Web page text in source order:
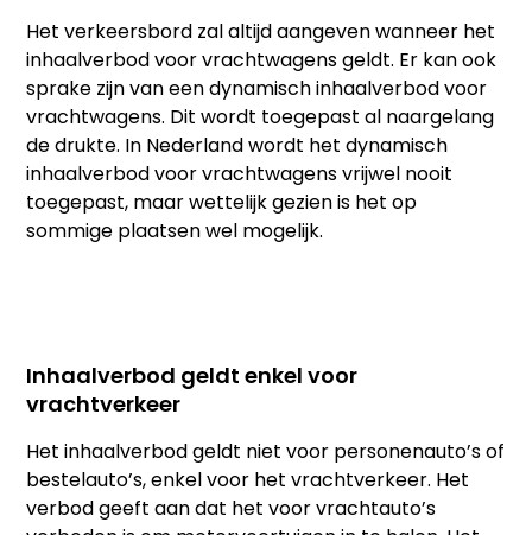
Het verkeersbord zal altijd aangeven wanneer het
inhaalverbod voor vrachtwagens geldt. Er kan ook
sprake zijn van een dynamisch inhaalverbod voor
vrachtwagens. Dit wordt toegepast al naargelang
de drukte. In Nederland wordt het dynamisch
inhaalverbod voor vrachtwagens vrijwel nooit
toegepast, maar wettelijk gezien is het op
sommige plaatsen wel mogelijk.
Inhaalverbod geldt enkel voor
vrachtverkeer
Het inhaalverbod geldt niet voor personenauto’s of
bestelauto’s, enkel voor het vrachtverkeer. Het
verbod geeft aan dat het voor vrachtauto’s